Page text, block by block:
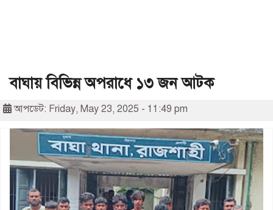
বাঘায় বিভিন্ন অপরাধে ১৩ জন আটক
আপডেট: Friday, May 23, 2025 - 11:49 pm